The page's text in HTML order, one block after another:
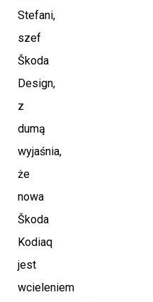
Stefani,
szef
Škoda
Design,
z
dumą
wyjaśnia,
że
nowa
Škoda
Kodiaq
jest
wcieleniem